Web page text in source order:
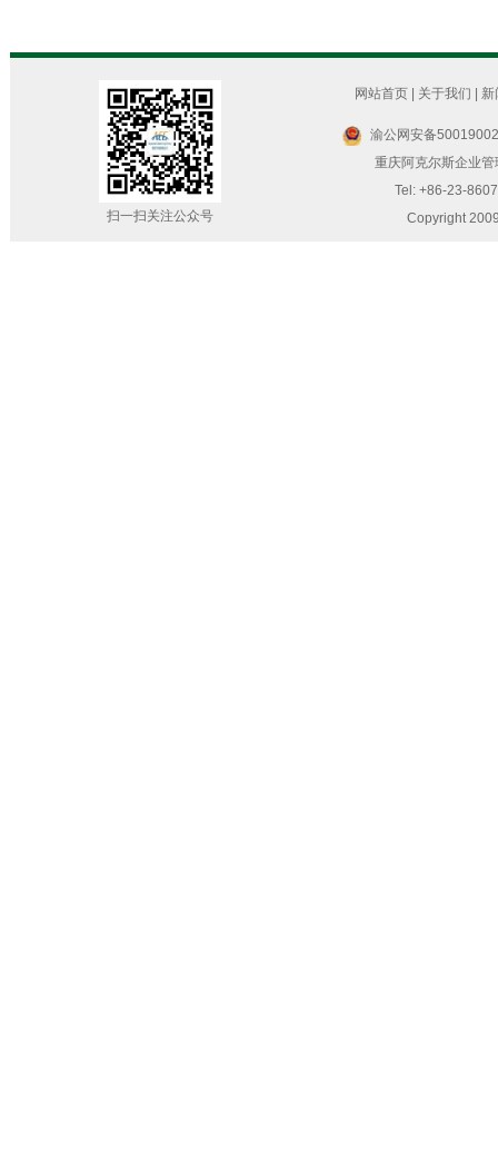
扫一扫关注公众号
网站首页 关于我们 新
渝公网安备
重庆阿克尔斯企业
Tel: +86-23-
Copyright